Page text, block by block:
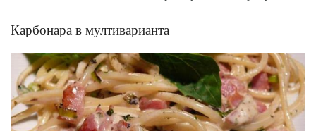
Карбонара в мултиварианта